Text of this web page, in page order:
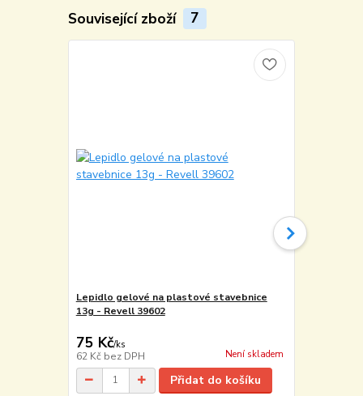
Související zboží 7
Lepidlo gelové na plastové stavebnice
13g - Revell 39602
75 Kč/ks
62 Kč bez DPH Není skladem
Přidat do košíku